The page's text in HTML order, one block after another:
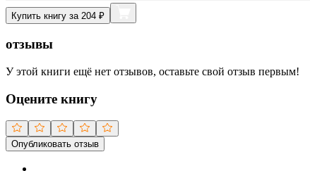
Купить книгу за 204 ₽
отзывы
У этой книги ещё нет отзывов, оставьте свой отзыв первым!
Оцените книгу
Опубликовать отзыв